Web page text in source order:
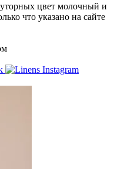
цвет молочный и
что указано на сайте